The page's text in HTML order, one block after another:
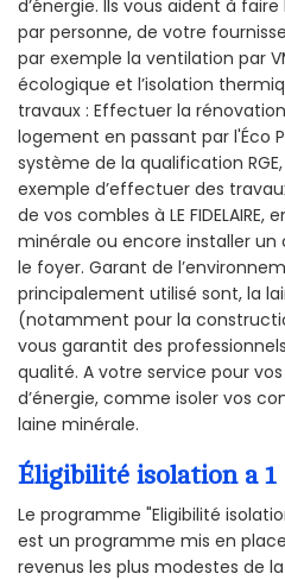
d’énergie. Ils vous aident à
par personne, de votre
par exemple la ventilation par
écologique et l’isolation
travaux : Effectuer la
logement en passant par l'Éco
système de la qualification
exemple d’effectuer des
de vos combles à LE
minérale ou encore installer
le foyer. Garant de
principalement utilisé sont, la
(notamment pour la
vous garantit des professionnels
qualité. A votre service pour
d’énergie, comme isoler vos
laine minérale.
Éligibilité isolation a 1
Le programme "Eligibilité isolation
est un programme mis en
revenus les plus modestes de la